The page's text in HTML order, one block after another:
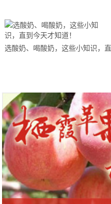
选酸奶、喝酸奶，这些小知识，直